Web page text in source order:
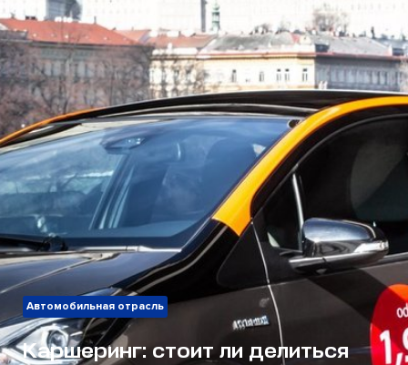
Автомобильная отрасль
Каршеринг: стоит ли делиться